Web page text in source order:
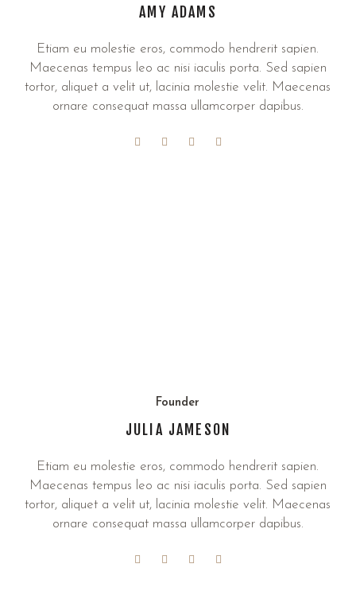
AMY ADAMS
Etiam eu molestie eros, commodo hendrerit sapien.
Maecenas tempus leo ac nisi iaculis porta. Sed sapien
tortor, aliquet a velit ut, lacinia molestie velit. Maecenas
ornare consequat massa ullamcorper dapibus.
Founder
JULIA JAMESON
Etiam eu molestie eros, commodo hendrerit sapien.
Maecenas tempus leo ac nisi iaculis porta. Sed sapien
tortor, aliquet a velit ut, lacinia molestie velit. Maecenas
ornare consequat massa ullamcorper dapibus.